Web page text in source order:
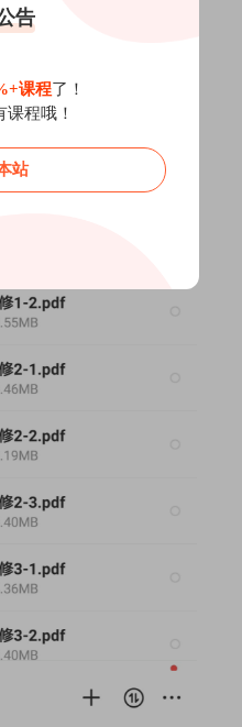
告
课程了！
程哦！
站